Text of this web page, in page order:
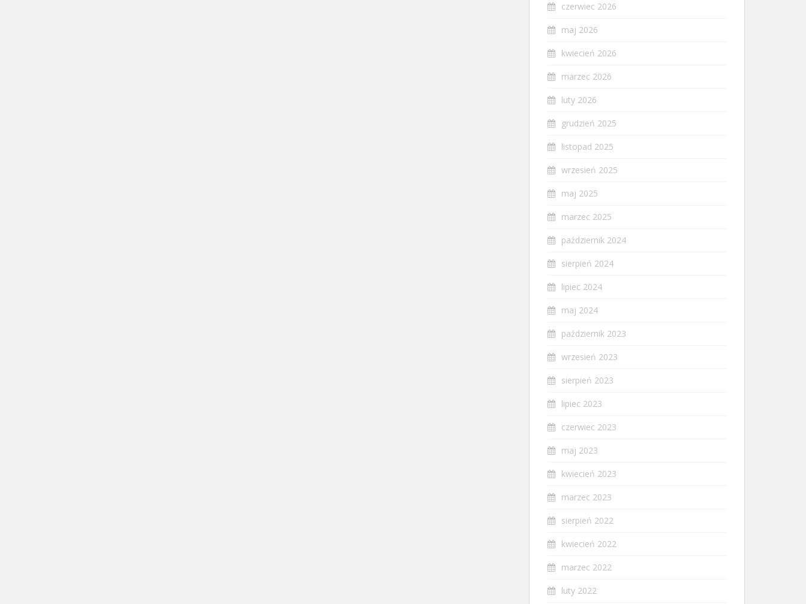
czerwiec 2026
maj 2026
kwiecień 2026
marzec 2026
luty 2026
grudzień 2025
listopad 2025
wrzesień 2025
maj 2025
marzec 2025
październik 2024
sierpień 2024
lipiec 2024
maj 2024
październik 2023
wrzesień 2023
sierpień 2023
lipiec 2023
czerwiec 2023
maj 2023
kwiecień 2023
marzec 2023
sierpień 2022
kwiecień 2022
marzec 2022
luty 2022